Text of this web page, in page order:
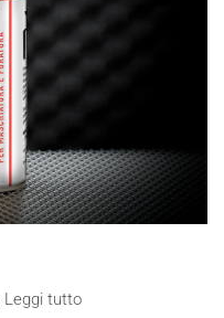
Leggi tutto